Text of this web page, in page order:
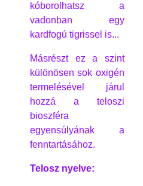
kóborolhatsz a
vadonban egy
kardfogú tigrissel is...
Másrészt ez a szint
különösen sok oxigén
termelésével járul
hozzá a teloszi
bioszféra
egyensúlyának a
fenntartásához.
Telosz nyelve: